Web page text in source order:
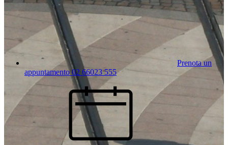
Prenota un
appuntamento 02 66023 555